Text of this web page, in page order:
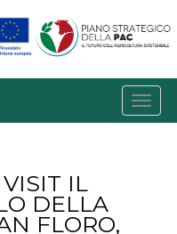
IL
DELLA
FLORO,